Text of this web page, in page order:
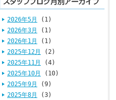
2026年5月
(1)
2026年3月
(1)
2026年1月
(1)
2025年12月
(2)
2025年11月
(4)
2025年10月
(10)
2025年9月
(9)
2025年8月
(3)